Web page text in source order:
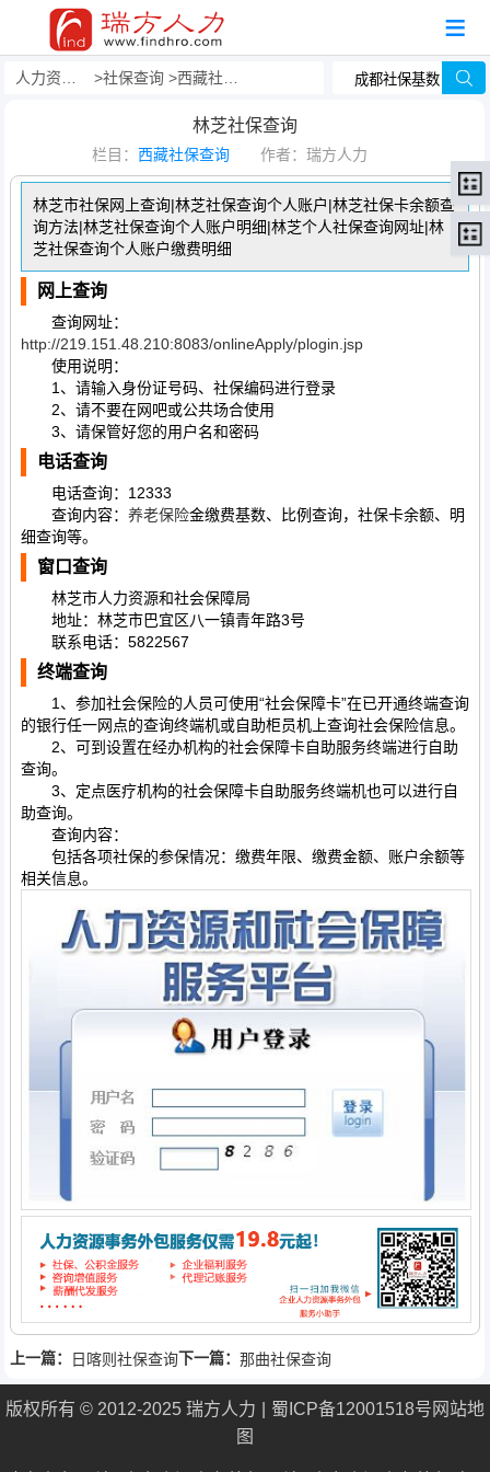
社保查询 西藏社保查询
林芝社保查询
栏目： 西藏社保查询 作者：瑞方人力
林芝市社保网上查询|林芝社保查询个人账户|林芝社保卡余额查
询方法|林芝社保查询个人账户明细|林芝个人社保查询网址|林
芝社保查询个人账户缴费明细
网上查询
查询网址：
http://219.151.48.210:8083/onlineApply/plogin.jsp
使用说明：
1、请输入身份证号码、社保编码进行登录
2、请不要在网吧或公共场合使用
3、请保管好您的用户名和密码
电话查询
电话查询：12333
查询内容： 养老保险金缴费基数、比例查询，社保卡余额、明
细查询等。
窗口查询
林芝市人力资源和社会保障局
地址：林芝市巴宜区八一镇青年路3号
联系电话：5822567
终端查询
1、参加社会保险的人员可使用“社会保障卡”在已开通终端查询
的银行任一网点的查询终端机或自助柜员机上查询社会保险信息。
2、可到设置在经办机构的社会保障卡自助服务终端进行自助
查询。
3、定点医疗机构的社会保障卡自助服务终端机也可以进行自
助查询。
查询内容：
包括各项社保的参保情况：缴费年限、缴费金额、账户余额等
相关信息。
上一篇： 日喀则社保查询下一篇： 那曲社保查询
版权所有 © 2012-2025 瑞方人力 蜀ICP备12001518号 网站地
图